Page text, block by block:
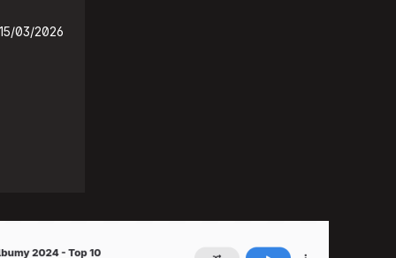
15/03/2026